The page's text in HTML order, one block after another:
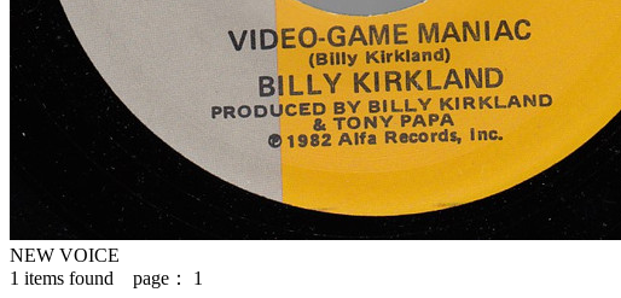
NEW VOICE
1 items found page： 1